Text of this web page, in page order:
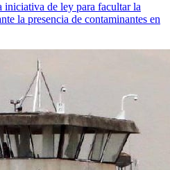
iniciativa de ley para facultar la
la presencia de contaminantes en